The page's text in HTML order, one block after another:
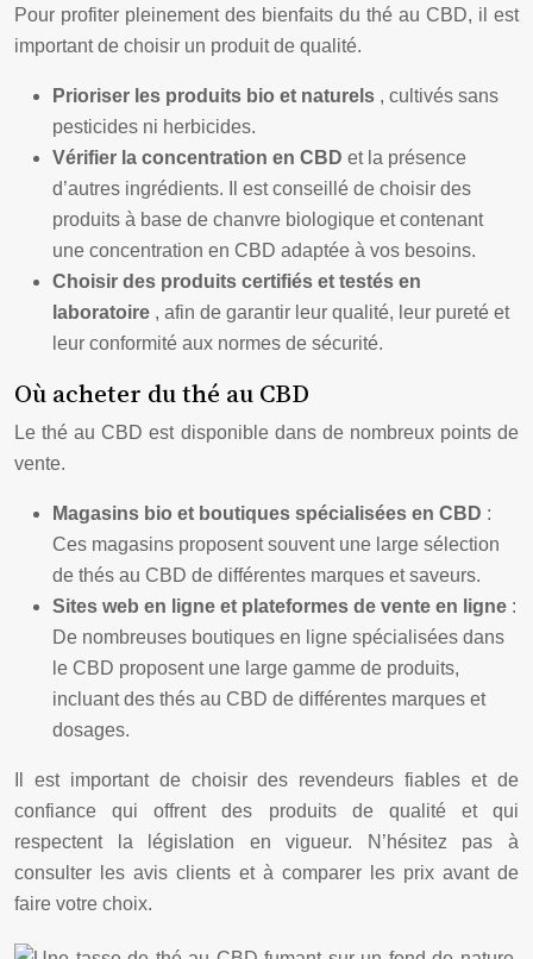
Pour profiter pleinement des bienfaits du thé au CBD, il est
important de choisir un produit de qualité.
Prioriser les produits bio et naturels , cultivés sans
pesticides ni herbicides.
Vérifier la concentration en CBD et la présence
d’autres ingrédients. Il est conseillé de choisir des
produits à base de chanvre biologique et contenant
une concentration en CBD adaptée à vos besoins.
Choisir des produits certifiés et testés en
laboratoire , afin de garantir leur qualité, leur pureté et
leur conformité aux normes de sécurité.
Où acheter du thé au CBD
Le thé au CBD est disponible dans de nombreux points de
vente.
Magasins bio et boutiques spécialisées en CBD :
Ces magasins proposent souvent une large sélection
de thés au CBD de différentes marques et saveurs.
Sites web en ligne et plateformes de vente en ligne :
De nombreuses boutiques en ligne spécialisées dans
le CBD proposent une large gamme de produits,
incluant des thés au CBD de différentes marques et
dosages.
Il est important de choisir des revendeurs fiables et de
confiance qui offrent des produits de qualité et qui
respectent la législation en vigueur. N’hésitez pas à
consulter les avis clients et à comparer les prix avant de
faire votre choix.